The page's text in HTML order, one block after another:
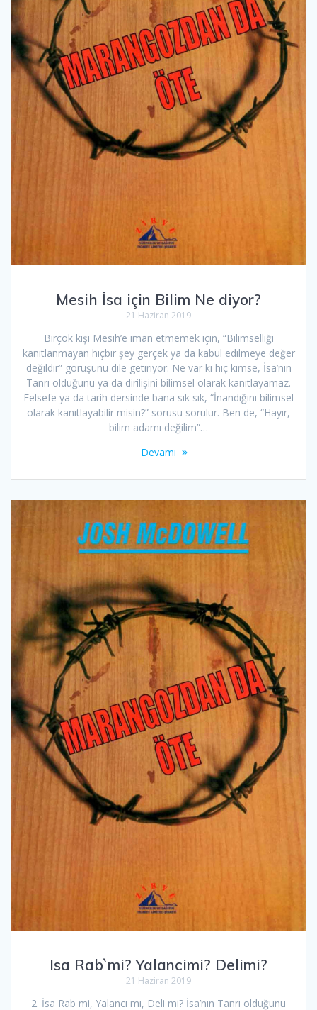
Mesih İsa için Bilim Ne diyor?
21 Haziran 2019
Birçok kişi Mesih’e iman etmemek için, “Bilimselliği
kanıtlanmayan hiçbir şey gerçek ya da kabul edilmeye değer
değildir” görüşünü dile getiriyor. Ne var ki hiç kimse, İsa’nın
Tanrı olduğunu ya da dirilişini bilimsel olarak kanıtlayamaz.
Felsefe ya da tarih dersinde bana sık sık, “İnandığını bilimsel
olarak kanıtlayabilir misin?” sorusu sorulur. Ben de, “Hayır,
bilim adamı değilim”…
Devamı
Isa Rab`mi? Yalancimi? Delimi?
21 Haziran 2019
2. İsa Rab mi, Yalancı mı, Deli mi? İsa’nın Tanrı olduğunu